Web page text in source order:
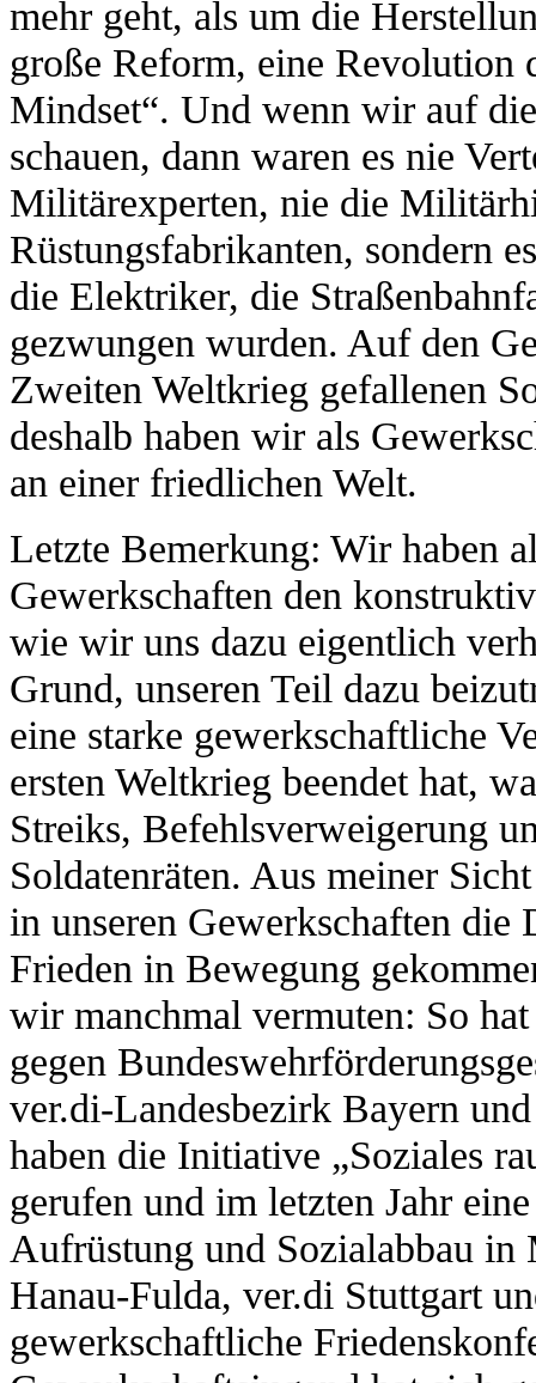
mehr geht, als um die
große Reform, eine Revolution
Mindset“. Und wenn wir auf
schauen, dann waren es nie
Militärexperten, nie die
Rüstungsfabrikanten, sondern
die Elektriker, die
gezwungen wurden. Auf den
Zweiten Weltkrieg gefallenen
deshalb haben wir als
an einer friedlichen Welt.
Letzte Bemerkung: Wir haben
Gewerkschaften den
wie wir uns dazu eigentlich
Grund, unseren Teil dazu
eine starke gewerkschaftliche
ersten Weltkrieg beendet hat,
Streiks, Befehlsverweigerung
Soldatenräten. Aus meiner
in unseren Gewerkschaften
Frieden in Bewegung
wir manchmal vermuten: So
gegen
ver.di-Landesbezirk Bayern
haben die Initiative „Soziales
gerufen und im letzten Jahr
Aufrüstung und Sozialabbau
Hanau-Fulda, ver.di Stuttgart
gewerkschaftliche